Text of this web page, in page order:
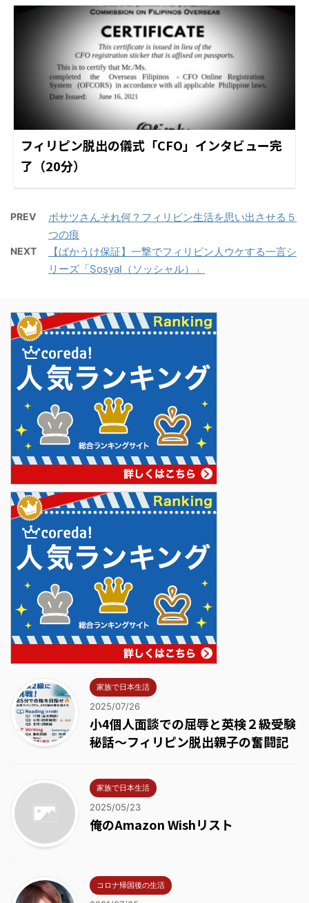
フィリピン脱出の儀式「CFO」インタビュー完
了（20分）
PREV
ボサツさんそれ何？フィリピン生活を思い出させる５
つの痕
NEXT
【ばかうけ保証】一撃でフィリピン人ウケする一言シ
リーズ「Sosyal（ソッシャル）」
家族で日本生活
2025/07/26
小4個人面談での屈辱と英検２級受験
秘話～フィリピン脱出親子の奮闘記
家族で日本生活
2025/05/23
俺のAmazon Wishリスト
コロナ帰国後の生活